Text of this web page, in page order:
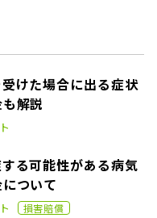
けた場合に出る症状
解説
る可能性がある病気
ついて
損害賠償